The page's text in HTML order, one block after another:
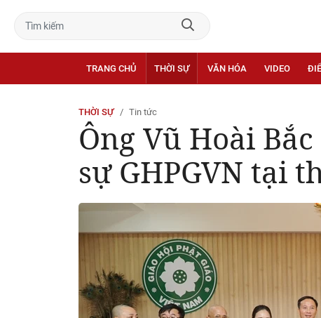
TRANG CHỦ THỜI SỰ VĂN HÓA VIDEO
THỜI SỰ Tin tức
Ông Vũ Hoài
sự GHPGVN tại